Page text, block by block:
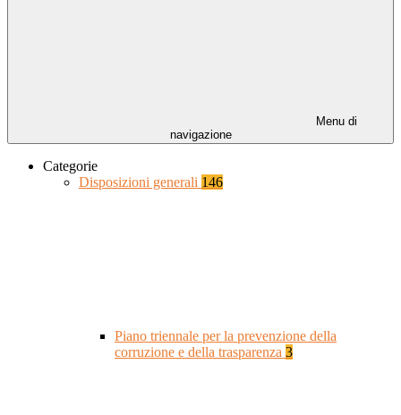
Menu di
navigazione
Categorie
Disposizioni generali 146
Piano triennale per la prevenzione della
corruzione e della trasparenza 3